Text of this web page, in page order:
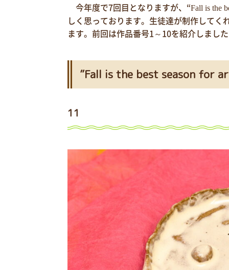
今年度で7回目となりますが、“Fall is the
しく思っております。生徒達が制作して
ます。前回は作品番号1～10を紹介しまし
”Fall is the best season for
11